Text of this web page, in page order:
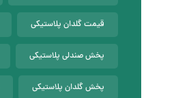
قیمت گلدان پلاستیکی
پخش صندلی پلاستیکی
پخش گلدان پلاستیکی